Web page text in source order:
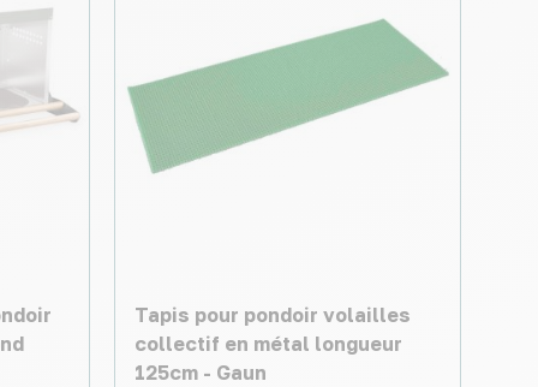
Tapis pour pondoir volailles
collectif en métal longueur
125cm - Gaun